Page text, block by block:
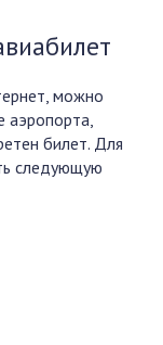
можно
аэропорта,
билет. Для
следующую